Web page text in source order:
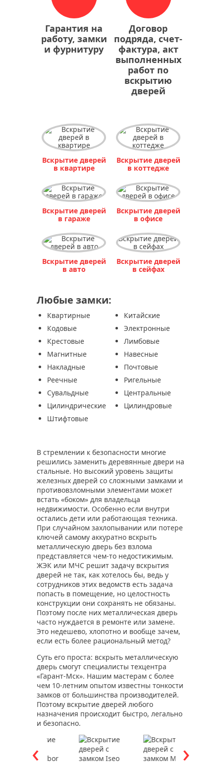
Гарантия на
работу, замки
и фурнитуру
Договор
подряда, счет-
фактура, акт
выполненных
работ по
вскрытию
дверей
Вскрытие дверей
в квартире
Вскрытие дверей
в коттедже
Вскрытие дверей
в гараже
Вскрытие дверей
в офисе
Вскрытие дверей
в авто
Вскрытие дверей
в сейфах
Вскрытие дверей
в сейфах
Любые замки:
Квартирные
Китайские
Кодовые
Электронные
Крестовые
Лимбовые
Магнитные
Навесные
Накладные
Почтовые
Реечные
Ригельные
Сувальдные
Центральные
Цилиндрические
Цилиндровые
Штифтовые
В стремлении к безопасности многие
решились заменить деревянные двери на
стальные. Но высокий уровень защиты
железных дверей со сложными замками и
противовзломными элементами может
встать «боком» для владельца
недвижимости. Особенно если внутри
остались дети или работающая техника.
При случайном захлопывании или потере
ключей самому аккуратно вскрыть
металлическую дверь без взлома
представляется чем-то недостижимым.
ЖЭК или МЧС решит задачу вскрытия
дверей не так, как хотелось бы, ведь у
сотрудников этих ведомств есть задача
попасть в помещение, но целостность
конструкции они сохранять не обязаны.
Поэтому после них металлическая дверь
часто нуждается в ремонте или замене.
Это недешево, хлопотно и вообще зачем,
если есть более рациональный метод?
Суть его проста: вскрыть металлическую
дверь смогут специалисты техцентра
«Гарант-Мск». Нашим мастерам с более
чем 10-летним опытом известны тонкости
замков от большинства производителей.
Поэтому вскрытие дверей любого
назначения происходит быстро, легально
и безопасно.